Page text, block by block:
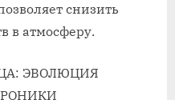
снизить
в атмосферу.
ЭВОЛЮЦИЯ